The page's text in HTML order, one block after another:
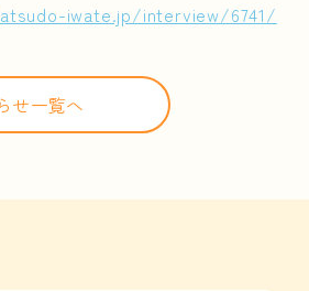
iwate.jp/interview/6741/
せ一覧へ